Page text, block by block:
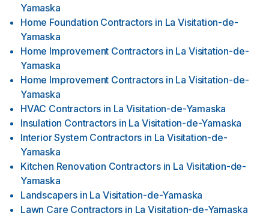
Yamaska
Home Foundation Contractors in La Visitation-de-
Yamaska
Home Improvement Contractors in La Visitation-de-
Yamaska
Home Improvement Contractors in La Visitation-de-
Yamaska
HVAC Contractors in La Visitation-de-Yamaska
Insulation Contractors in La Visitation-de-Yamaska
Interior System Contractors in La Visitation-de-
Yamaska
Kitchen Renovation Contractors in La Visitation-de-
Yamaska
Landscapers in La Visitation-de-Yamaska
Lawn Care Contractors in La Visitation-de-Yamaska